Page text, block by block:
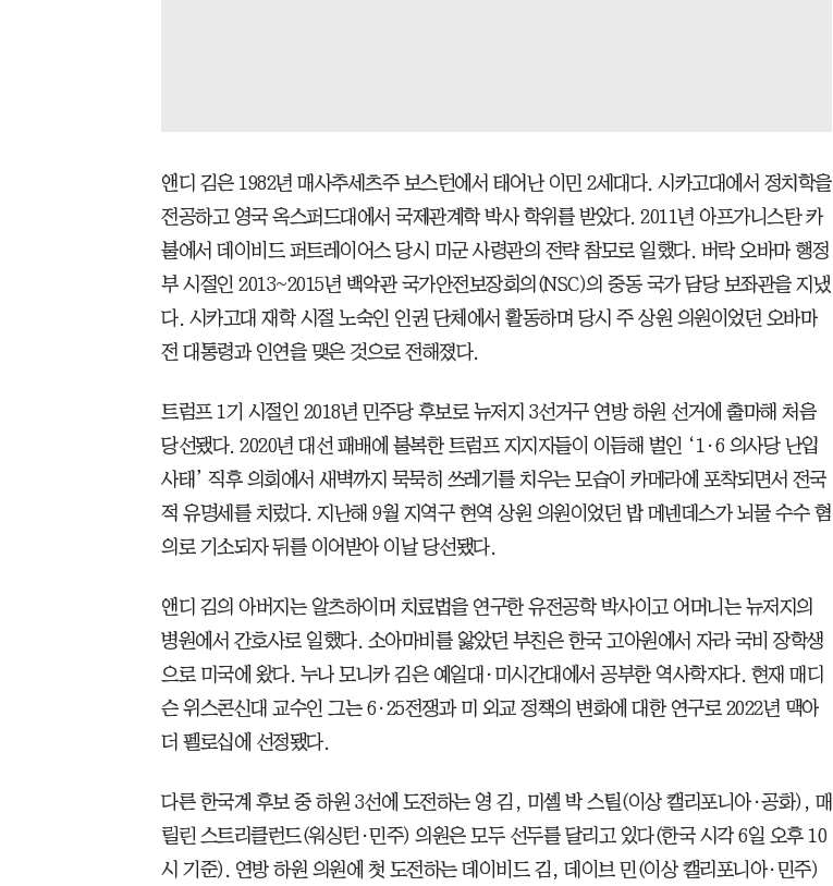
앤디 김은 1982년 매사추세츠주 보스턴에서 태어난 이민 2세대다. 시카고대에서 정치학을
전공하고 영국 옥스퍼드대에서 국제관계학 박사 학위를 받았다. 2011년 아프가니스탄 카
불에서 데이비드 퍼트레이어스 당시 미군 사령관의 전략 참모로 일했다. 버락 오바마 행정
부 시절인 2013~2015년 백악관 국가안전보장회의(NSC)의 중동 국가 담당 보좌관을 지냈
다. 시카고대 재학 시절 노숙인 인권 단체에서 활동하며 당시 주 상원 의원이었던 오바마
전 대통령과 인연을 맺은 것으로 전해졌다.
트럼프 1기 시절인 2018년 민주당 후보로 뉴저지 3선거구 연방 하원 선거에 출마해 처음
당선됐다. 2020년 대선 패배에 불복한 트럼프 지지자들이 이듬해 벌인 ‘1·6 의사당 난입
사태’ 직후 의회에서 새벽까지 묵묵히 쓰레기를 치우는 모습이 카메라에 포착되면서 전국
적 유명세를 치렀다. 지난해 9월 지역구 현역 상원 의원이었던 밥 메넨데스가 뇌물 수수 혐
의로 기소되자 뒤를 이어받아 이날 당선됐다.
앤디 김의 아버지는 알츠하이머 치료법을 연구한 유전공학 박사이고 어머니는 뉴저지의
병원에서 간호사로 일했다. 소아마비를 앓았던 부친은 한국 고아원에서 자라 국비 장학생
으로 미국에 왔다. 누나 모니카 김은 예일대·미시간대에서 공부한 역사학자다. 현재 매디
슨 위스콘신대 교수인 그는 6·25전쟁과 미 외교 정책의 변화에 대한 연구로 2022년 맥아
더 펠로십에 선정됐다.
다른 한국계 후보 중 하원 3선에 도전하는 영 김, 미셸 박 스틸(이상 캘리포니아·공화), 매
릴린 스트리클런드(워싱턴·민주) 의원은 모두 선두를 달리고 있다(한국 시각 6일 오후 10
시 기준). 연방 하원 의원에 첫 도전하는 데이비드 김, 데이브 민(이상 캘리포니아·민주)